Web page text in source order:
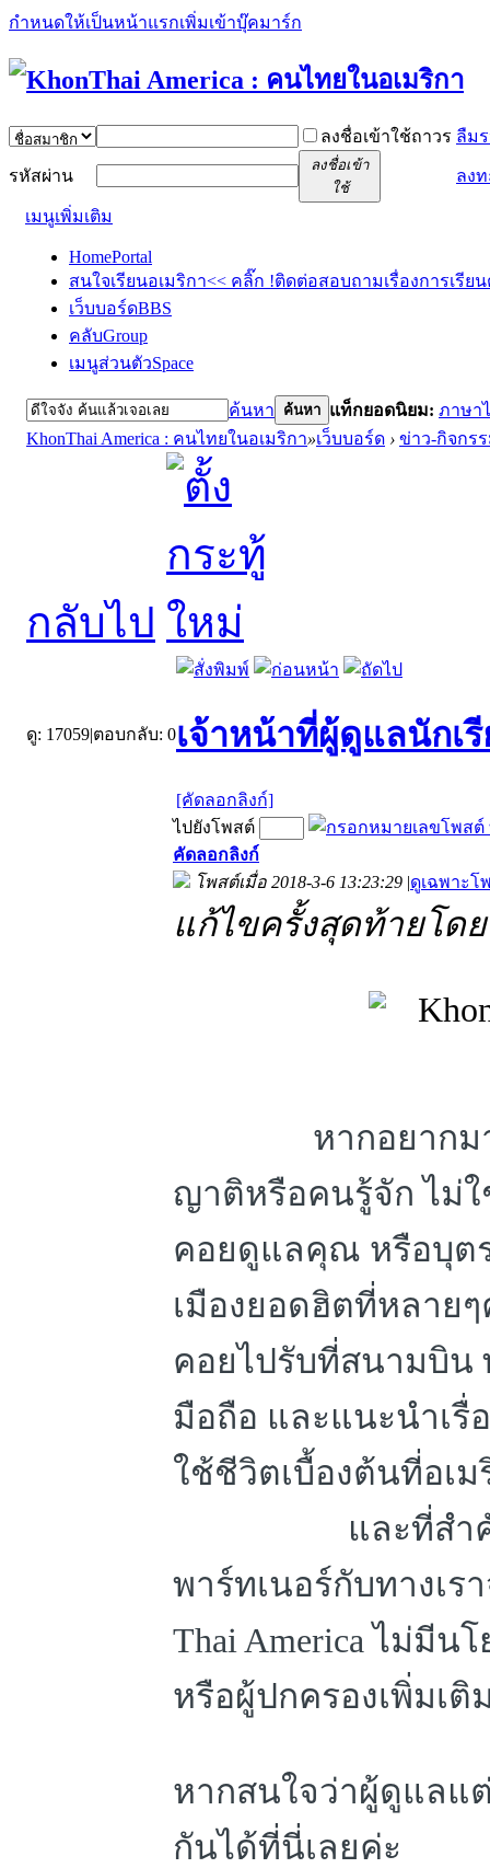
กำหนดให้เป็นหน้าแรกเพิ่มเข้าบุ๊คมาร์ก
ลงชื่อเข้าใช้ถาวร ลืม
รหัสผ่าน
ลงชื่อเข้า
ใช้
ลง
เมนูเพิ่มเติม
HomePortal
สนใจเรียนอเมริกา<< คลิ๊ก !ติดต่อสอบถามเรื่องการเรีย
เว็บบอร์ดBBS
คลับGroup
เมนูส่วนตัวSpace
ค้นหา ค้นหา แท็กยอดนิยม: ภาษา
KhonThai America : คนไทยในอเมริกา»เว็บบอร์ด › ข่าว-กิจกร
กลับไป
ดู: 17059|ตอบกลับ: 0เจ้าหน้าที่ผู้ดูแลนักเ
[คัดลอกลิงก์]
ไปยังโพสต์
คัดลอกลิงก์
โพสต์เมื่อ 2018-3-6 13:23:29 |ดูเฉพาะ
แก้ไขครั้งสุดท้ายโดย
หากอยากม
ญาติหรือคนรู้จัก ไม่ใ
คอยดูแลคุณ หรือบุต
เมืองยอดฮิตที่หลาย
คอยไปรับที่สนามบิน
มือถือ และแนะนำเรื่
ใช้ชีวิตเบื้องต้นที่อเม
และที่สำคัญ ค่า
พาร์ทเนอร์กับทางเร
Thai America ไม่มีน
หรือผู้ปกครองเพิ่มเติ
หากสนใจว่าผู้ดูแลแ
กันได้ที่นี่เลยค่ะ